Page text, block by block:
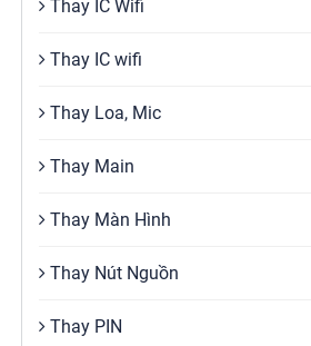
Thay IC Wifi
Thay IC wifi
Thay Loa, Mic
Thay Main
Thay Màn Hình
Thay Nút Nguồn
Thay PIN